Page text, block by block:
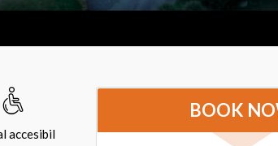
accesibil
BOOK